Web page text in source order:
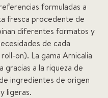
formuladas a
fresca procedente de
diferentes formatos y
de cada
on). La gama Arnicalia
gracias a la riqueza de
ingredientes de origen
ligeras.